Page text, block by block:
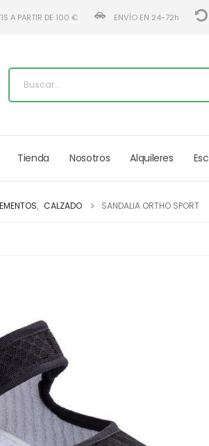
A PARTIR DE 100 € ENVÍO EN 24-72h
Tienda Nosotros Alquileres
, CALZADO SANDALIA ORTHO SPORT